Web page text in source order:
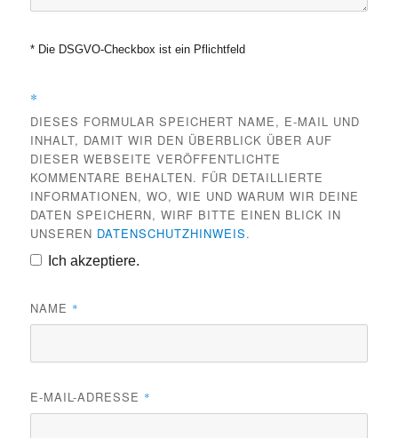
* Die DSGVO-Checkbox ist ein Pflichtfeld
*
DIESES FORMULAR SPEICHERT NAME, E-MAIL UND
INHALT, DAMIT WIR DEN ÜBERBLICK ÜBER AUF
DIESER WEBSEITE VERÖFFENTLICHTE
KOMMENTARE BEHALTEN. FÜR DETAILLIERTE
INFORMATIONEN, WO, WIE UND WARUM WIR DEINE
DATEN SPEICHERN, WIRF BITTE EINEN BLICK IN
UNSEREN DATENSCHUTZHINWEIS.
Ich akzeptiere.
NAME *
E-MAIL-ADRESSE *